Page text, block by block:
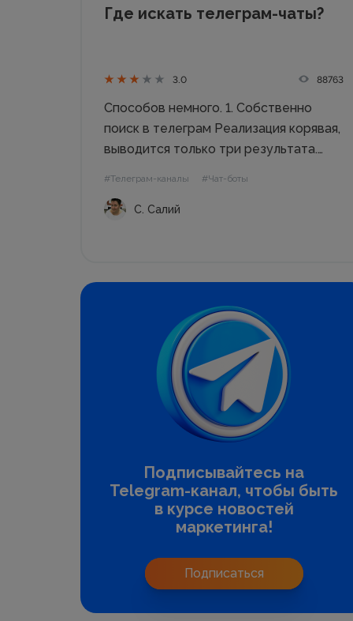
Где искать телеграм-чаты?
3.0 88763
Способов немного. 1. Собственно
поиск в телеграм Реализация корявая,
выводится только три результата.
полностью. Когда будете искать чаты
#Телеграм-каналы #Чат-боты
С. Салий
Подписывайтесь на
Telegram-канал, чтобы быть
в курсе новостей
маркетинга!
Подписаться